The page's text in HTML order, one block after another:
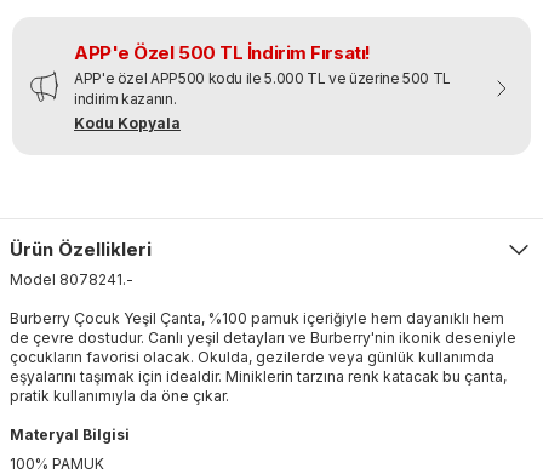
APP'e Özel 500 TL İndirim Fırsatı!
APP'e özel APP500 kodu ile 5.000 TL ve üzerine 500 TL
indirim kazanın.
Kodu Kopyala
Ürün Özellikleri
Model 8078241.-
Burberry Çocuk Yeşil Çanta, %100 pamuk içeriğiyle hem dayanıklı hem
de çevre dostudur. Canlı yeşil detayları ve Burberry'nin ikonik deseniyle
çocukların favorisi olacak. Okulda, gezilerde veya günlük kullanımda
eşyalarını taşımak için idealdir. Miniklerin tarzına renk katacak bu çanta,
pratik kullanımıyla da öne çıkar.
Materyal Bilgisi
100% PAMUK